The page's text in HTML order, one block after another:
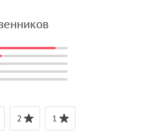
2 1